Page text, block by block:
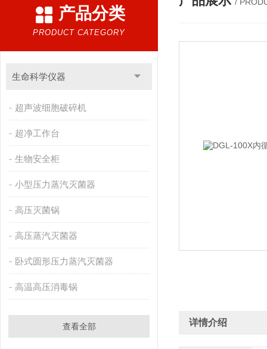
产品分类
PRODUCT CATEGORY
生命科学仪器
超声波细胞破碎机
超净工作台
生物安全柜
小型压力蒸汽灭菌器
高压灭菌锅
高压蒸汽灭菌器
卧式圆形压力蒸汽灭菌器
高温高压消毒锅
查看全部 详情介绍